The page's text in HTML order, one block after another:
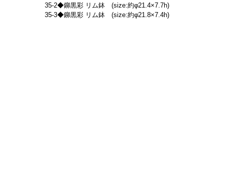
35-2◆鉚黒彩 リム鉢　(size:約φ21.4×7.7h)
35-3◆鉚黒彩 リム鉢　(size:約φ21.8×7.4h)